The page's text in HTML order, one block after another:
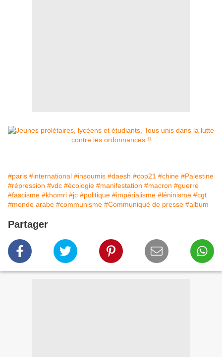
#paris #international #insoumis #daesh #cop21 #chine #Palestine
#répression #vdc #écologie #manifestation #macron #guerre
#fascisme #khomri #jc #politique #impérialisme #léninisme #cgt
#monde arabe #communisme #Communiqué de presse #album
Partager